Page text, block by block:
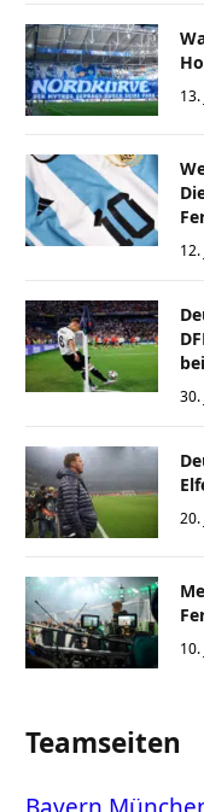
30.
20.
10.
Teamseiten